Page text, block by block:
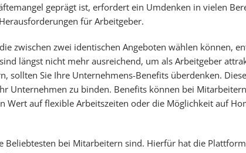
geprägt ist, erfordert ein Umdenken in vielen
für Arbeitgeber.
zwischen zwei identischen Angeboten wählen können,
längst nicht mehr ausreichend, um als Arbeitgeber
Sie Ihre Unternehmens-Benefits überdenken.
Unternehmen zu binden. Benefits können bei
auf flexible Arbeitszeiten oder die Möglichkeit auf
bei Mitarbeitern sind. Hierfür hat die